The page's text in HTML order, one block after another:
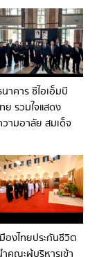
ดมิได้ ถวายแด่
เด็จพระเจ้าลูกเธอ
าฟ้าพัชรกิติยาภา
รนทิราเทพยวดี
มหลวงราชสาริณี
พัชร มหาวัชรราช
า
าคาร ซีไอเอ็มบี
ย รวมใจแสดง
วามอาลัย สมเด็จ
รกิติยาภาฯ
องไทยประกันชีวิต